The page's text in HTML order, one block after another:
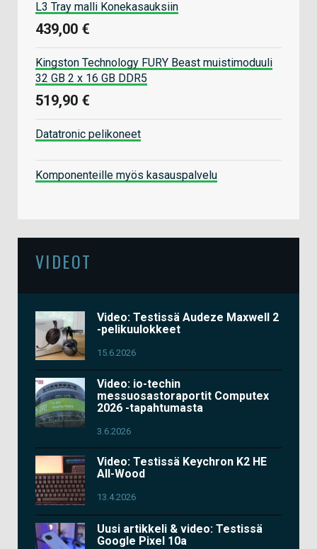
L3 Tray malli Konekasauksiin
439,00 €
Kingston Technology FURY Beast muistimoduuli
32 GB 2 x 16 GB DDR5
519,90 €
Datatronic pelikoneet
Komponenteille myös kasauspalvelu
VIDEOT
Video: Testissä Audeze Maxwell 2
-pelikuulokkeet
15.6.2026
Video: io-techin
messuosastoraportit Computex
2026 -tapahtumasta
3.6.2026
Video: Testissä Keychron K2 HE
All-Wood
13.4.2026
Uusi artikkeli & video: Testissä
Google Pixel 10a